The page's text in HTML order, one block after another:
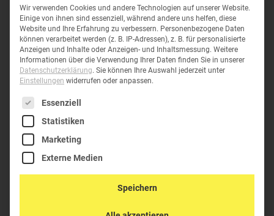
Wir verwenden Cookies und andere Technologien auf unserer Website.
Einige von ihnen sind essenziell, während andere uns helfen, diese
Website und Ihre Erfahrung zu verbessern. Personenbezogene Daten
können verarbeitet werden (z. B. IP-Adressen), z. B. für personalisierte
Anzeigen und Inhalte oder Anzeigen- und Inhaltsmessung. Weitere
Informationen über die Verwendung Ihrer Daten finden Sie in unserer
Datenschutzerklärung. Sie können Ihre Auswahl jederzeit unter
Einstellungen widerrufen oder anpassen.
Es folgt eine Liste der Service-Gruppen, für die eine
Essenziell
Statistiken
Marketing
Externe Medien
Speichern